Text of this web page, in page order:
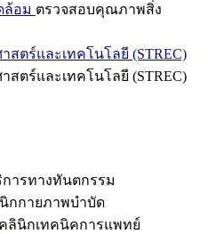
ล้อม ตรวจสอบคุณภาพสิ่ง
สตร์และเทคโนโลยี (STREC)
สตร์และเทคโนโลยี (STREC)
การทางทันตกรรม
กกายภาพบำบัด
คลินิกเทคนิคการแพทย์